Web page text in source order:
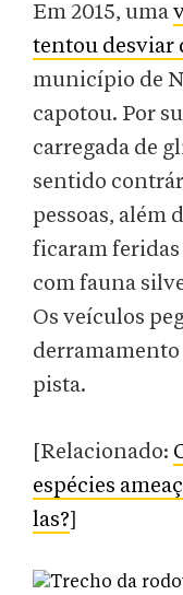
Em 2015, uma
tentou desviar
município de
capotou. Por
carregada de
sentido
pessoas, além
ficaram
com fauna
Os veículos
pista.
[Relacionado:
espécies
las?]